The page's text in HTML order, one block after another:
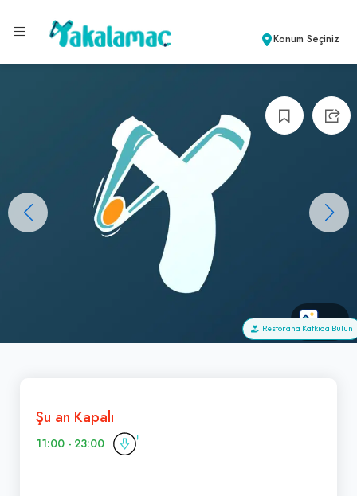
Konum Seçiniz
+0
Restorana Katkıda Bulun
Şu an Kapalı
11:00 - 23:00